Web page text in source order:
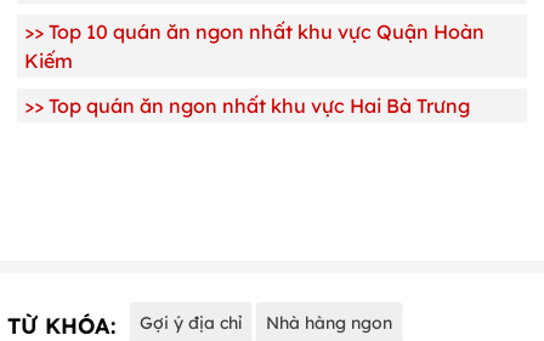
>> Top 10 quán ăn ngon nhất khu vực Quận Hoàn
Kiếm
>> Top quán ăn ngon nhất khu vực Hai Bà Trưng
TỪ KHÓA: Gợi ý địa chỉ Nhà hàng ngon